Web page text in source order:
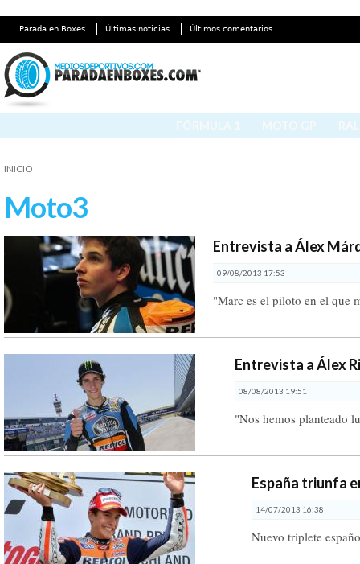
Parada en Boxes Últimas noticias Últimos comentarios
INICIO
Moto3
Entrevista a Álex
09/08/2013 17:53
"Marc es el piloto en el que
Entrevista a Álex
08/08/2013 19:51
"Nos hemos planteado
España triunfa
14/07/2013 16:38
Nuevo triplete